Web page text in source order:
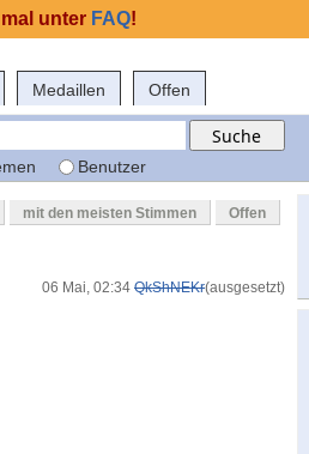
Medaillen Offen
Benutzer
mit den meisten Stimmen Offen
06 Mai, 02:34 QkShNEKr(ausgesetzt)
unter FAQ!